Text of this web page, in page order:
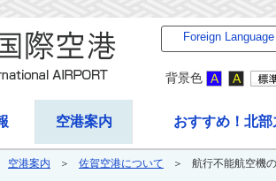
Foreign Language
背景色
空港案内 おすすめ！北
空港案内 佐賀空港について 航行不能航空機